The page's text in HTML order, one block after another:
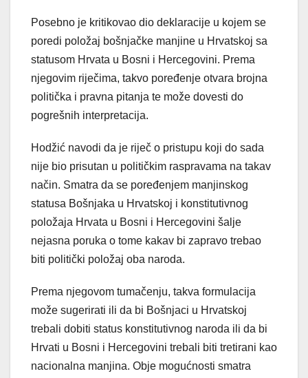
Posebno je kritikovao dio deklaracije u kojem se
poredi položaj bošnjačke manjine u Hrvatskoj sa
statusom Hrvata u Bosni i Hercegovini. Prema
njegovim riječima, takvo poređenje otvara brojna
politička i pravna pitanja te može dovesti do
pogrešnih interpretacija.
Hodžić navodi da je riječ o pristupu koji do sada
nije bio prisutan u političkim raspravama na takav
način. Smatra da se poređenjem manjinskog
statusa Bošnjaka u Hrvatskoj i konstitutivnog
položaja Hrvata u Bosni i Hercegovini šalje
nejasna poruka o tome kakav bi zapravo trebao
biti politički položaj oba naroda.
Prema njegovom tumačenju, takva formulacija
može sugerirati ili da bi Bošnjaci u Hrvatskoj
trebali dobiti status konstitutivnog naroda ili da bi
Hrvati u Bosni i Hercegovini trebali biti tretirani kao
nacionalna manjina. Obje mogućnosti smatra